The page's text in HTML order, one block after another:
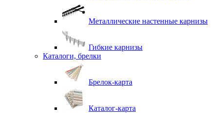
Металлические настенные карнизы
Гибкие карнизы
Каталоги, брелки
Брелок-карта
Каталог-карта